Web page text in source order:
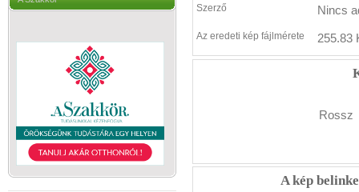
Szerző Nincs
Az eredeti kép fájlmérete 255.83
Rossz
A kép